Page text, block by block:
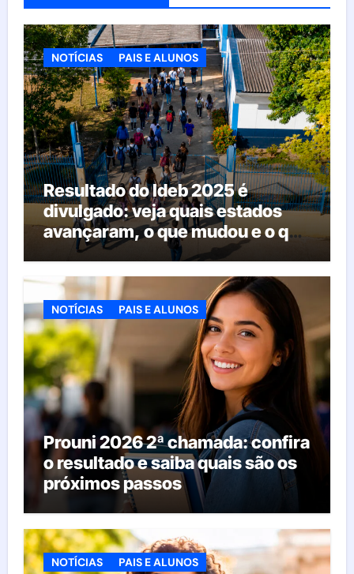
NOTÍCIAS PAIS E ALUNOS
Resultado do Ideb 2025 é
divulgado: veja quais estados
avançaram, o que mudou e o que
esperar da educação brasileira
NOTÍCIAS PAIS E ALUNOS
Prouni 2026 2ª chamada: confira
o resultado e saiba quais são os
próximos passos
NOTÍCIAS PAIS E ALUNOS